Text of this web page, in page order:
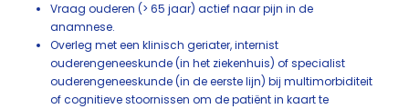
Vraag ouderen (> 65 jaar) actief naar pijn in de
anamnese.
Overleg met een klinisch geriater, internist
ouderengeneeskunde (in het ziekenhuis) of specialist
ouderengeneeskunde (in de eerste lijn) bij multimorbiditeit
of cognitieve stoornissen om de patiënt in kaart te